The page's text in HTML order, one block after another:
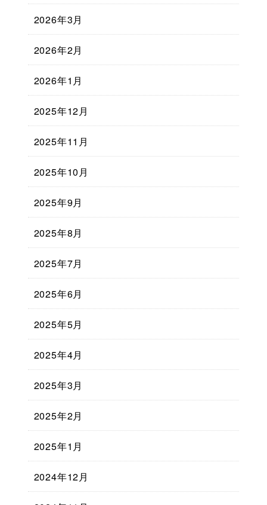
2026年3月
2026年2月
2026年1月
2025年12月
2025年11月
2025年10月
2025年9月
2025年8月
2025年7月
2025年6月
2025年5月
2025年4月
2025年3月
2025年2月
2025年1月
2024年12月